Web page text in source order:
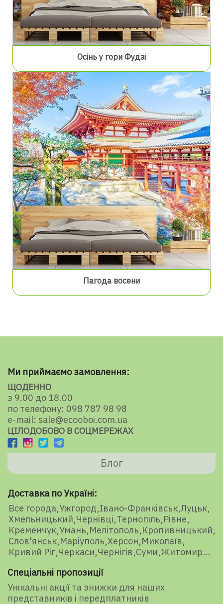
Осінь у гори Фудзі
Пагода восени
Ми приймаємо замовлення:
ЩОДЕННО
з 9.00 до 18.00
по телефону: 098 787 98 98
e-mail: sale@ecooboi.com.ua
ЦІЛОДОБОВО В СОЦМЕРЕЖАХ
Блог
Доставка по Україні:
Все города Ужгород Івано-Франківськ Луцьк
Хмельницький Чернівці Тернопіль Рівне
Кременчук Умань Мелітополь Кропивницький
Слов'янськ Маріуполь Херсон Миколаїв
Кривий Ріг Черкаси Чернігів Суми Житомир
Спеціальні пропозиції
Унікальні акції та знижки для наших
представників і передплатників